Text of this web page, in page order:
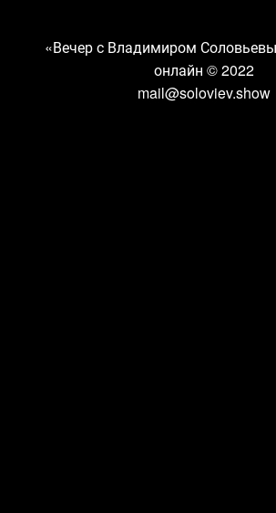
«Вечер с Владимиром
онлайн © 2022
mail@soloviev.show